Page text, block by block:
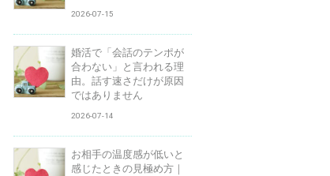
2026-07-15
婚活で「会話のテンポが
合わない」と言われる理
由。話す速さだけが原因
ではありません
2026-07-14
お相手の温度感が低いと
感じたときの見極め方｜